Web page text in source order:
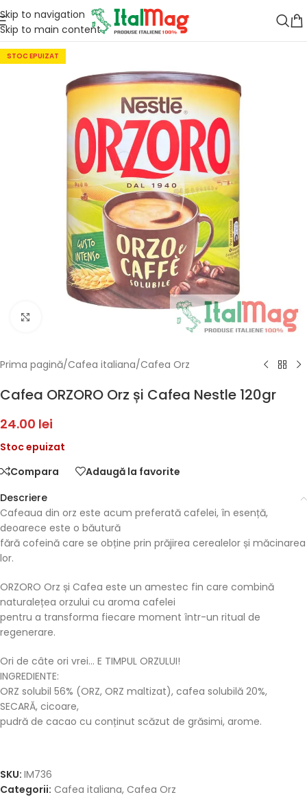
Skip to navigation
Skip to main content
STOC EPUIZAT
Prima pagină/Cafea italiana/Cafea Orz
Cafea ORZORO Orz și Cafea Nestle 120gr
24.00 lei
Stoc epuizat
Compara
Adaugă la favorite
Descriere
Cafeaua din orz este acum preferată cafelei, în esență,
deoarece este o băutură
fără cofeină care se obține prin prăjirea cerealelor și măcinarea
lor.
ORZORO Orz și Cafea este un amestec fin care combină
naturalețea orzului cu aroma cafelei
pentru a transforma fiecare moment într-un ritual de
regenerare.
Ori de câte ori vrei… E TIMPUL ORZULUI!
INGREDIENTE:
ORZ solubil 56% (ORZ, ORZ maltizat), cafea solubilă 20%,
SECARĂ, cicoare,
pudră de cacao cu conținut scăzut de grăsimi, arome.
SKU: IM736
Categorii: Cafea italiana, Cafea Orz